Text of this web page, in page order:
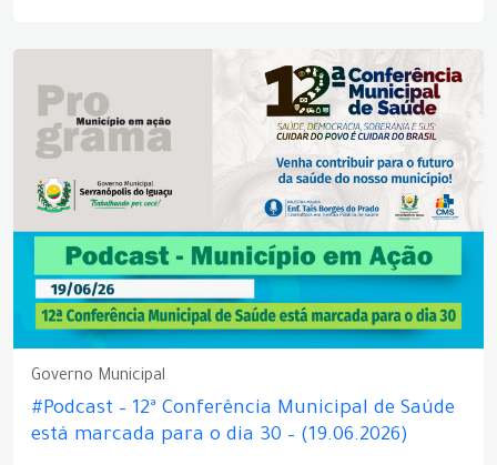
Governo Municipal
#Podcast – 12ª Conferência Municipal de Saúde
está marcada para o dia 30 – (19.06.2026)